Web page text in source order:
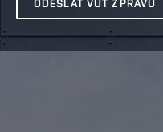
ODESLAT VUT ZPRÁVU